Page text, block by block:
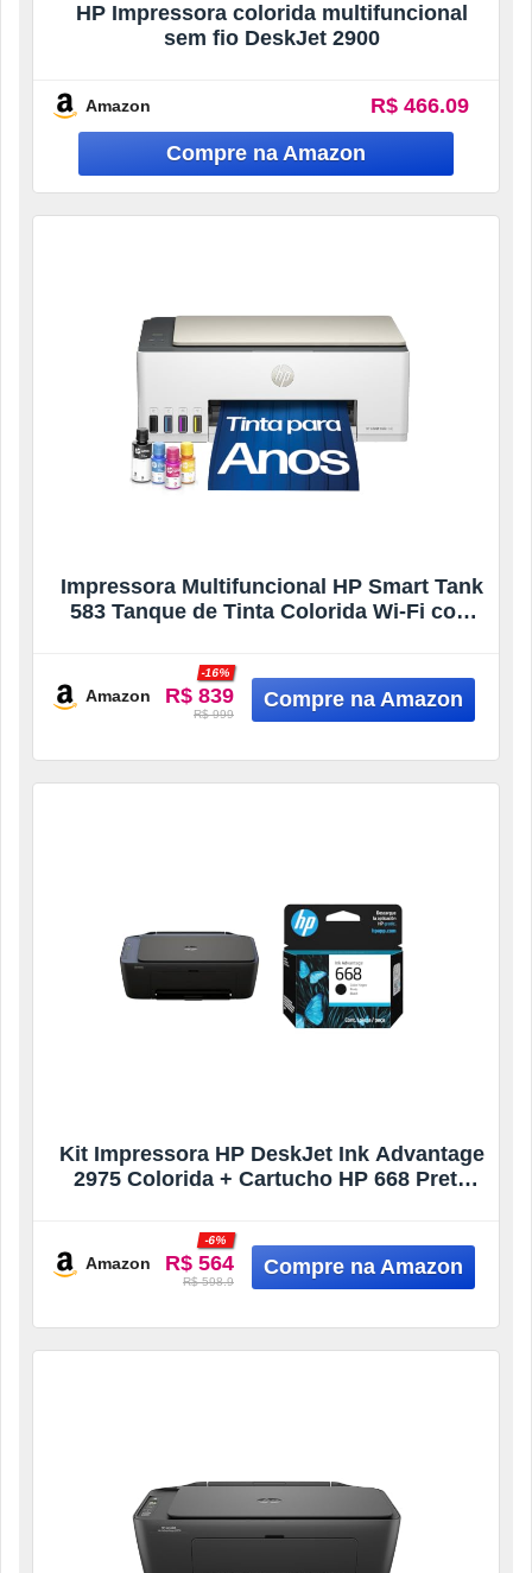
HP Impressora colorida multifuncional
sem fio DeskJet 2900
Amazon R$ 466.09
Impressora Multifuncional HP Smart Tank
583 Tanque de Tinta Colorida Wi-Fi com
Copiadora e Scanner Cor: ‎Branco
(4A8D8A)
Amazon R$ 839
-16%
R$ 999
Kit Impressora HP DeskJet Ink Advantage
2975 Colorida + Cartucho HP 668 Preto
Amazon R$ 564
-6%
R$ 598.9